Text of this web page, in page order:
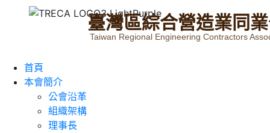
臺灣區綜合營造業同業
Taiwan Regional Engineering Contractors
首頁
本會簡介
公會沿革
組織架構
理事長